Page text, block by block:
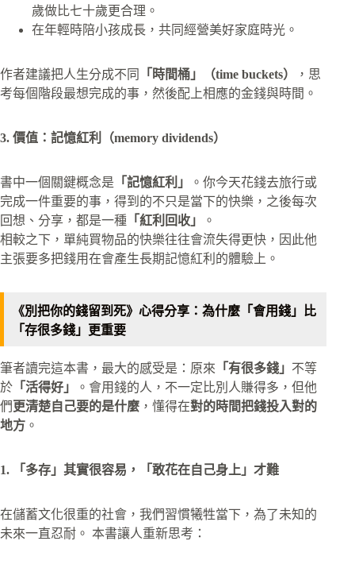
歲做比七十歲更合理。
在年輕時陪小孩成長，共同經營美好家庭時光。​
作者建議把人生分成不同 「時間桶」（time buckets）
，思
考每個階段最想完成的事，然後配上相應的金錢與時間。​
3. 價值：記憶紅利（memory dividends）
書中一個關鍵概念是 「記憶紅利」
。你今天花錢去旅行或
完成一件重要的事，得到的不只是當下的快樂，之後每次
回想、分享，都是一種 「紅利回收」
。
相較之下，單純買物品的快樂往往會流失得更快，因此他
主張要多把錢用在會產生長期記憶紅利的體驗上。​
《別把你的錢留到死》心得分享：為什麼「會用錢」比
「存很多錢」更重要
筆者讀完這本書，最大的感受是：原來 「有很多錢」 不等
於 「活得好」
。會用錢的人，不一定比別人賺得多，但他
們 更清楚自己要的是什麼 ，懂得在對的時間把錢投入對的
地方 。
1. 「多存」其實很容易，「敢花在自己身上」才難
在儲蓄文化很重的社會，我們習慣犧牲當下，為了未知的
未來一直忍耐。 本書讓人重新思考：​